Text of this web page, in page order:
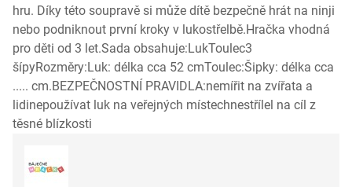
hru. Díky této soupravě si může dítě bezpečně hrát na ninji
nebo podniknout první kroky v lukostřelbě.Hračka vhodná
pro děti od 3 let.Sada obsahuje:LukToulec3
šípyRozměry:Luk: délka cca 52 cmToulec:Šipky: délka cca
..... cm.BEZPEČNOSTNÍ PRAVIDLA:nemířit na zvířata a
lidinepoužívat luk na veřejných místechnestřílel na cíl z
těsné blízkosti